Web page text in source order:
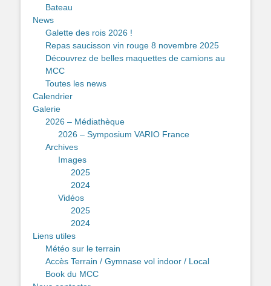
Bateau
News
Galette des rois 2026 !
Repas saucisson vin rouge 8 novembre 2025
Découvrez de belles maquettes de camions au
MCC
Toutes les news
Calendrier
Galerie
2026 – Médiathèque
2026 – Symposium VARIO France
Archives
Images
2025
2024
Vidéos
2025
2024
Liens utiles
Météo sur le terrain
Accès Terrain / Gymnase vol indoor / Local
Book du MCC